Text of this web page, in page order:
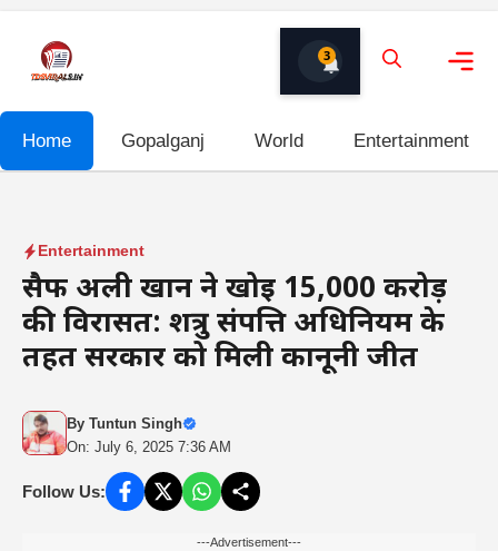
content
3
Home Gopalganj World Entertainment
Entertainment
सैफ अली खान ने खोई 15,000 करोड़
की विरासत: शत्रु संपत्ति अधिनियम के
तहत सरकार को मिली कानूनी जीत
By Tuntun Singh
On: July 6, 2025 7:36 AM
Follow Us:
---Advertisement---